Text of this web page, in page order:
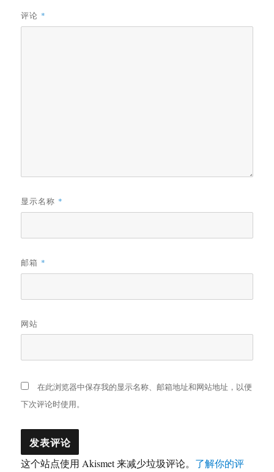
评论 *
显示名称 *
邮箱 *
网站
在此浏览器中保存我的显示名称、邮箱地址和网站地址，以便
下次评论时使用。
这个站点使用 Akismet 来减少垃圾评论。 了解你的评